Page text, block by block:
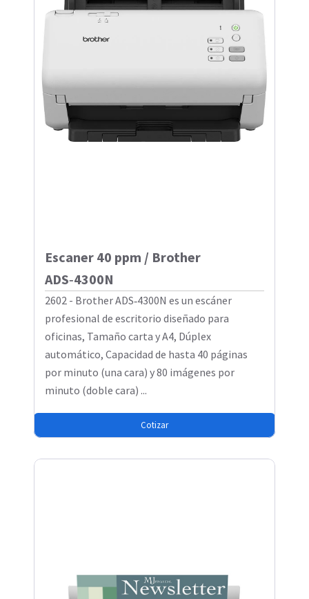
Escaner 40 ppm / Brother
ADS‑4300N
2602 - Brother ADS‑4300N es un escáner
profesional de escritorio diseñado para
oficinas, Tamaño carta y A4, Dúplex
automático, Capacidad de hasta 40 páginas
por minuto (una cara) y 80 imágenes por
minuto (doble cara) ...
Cotizar